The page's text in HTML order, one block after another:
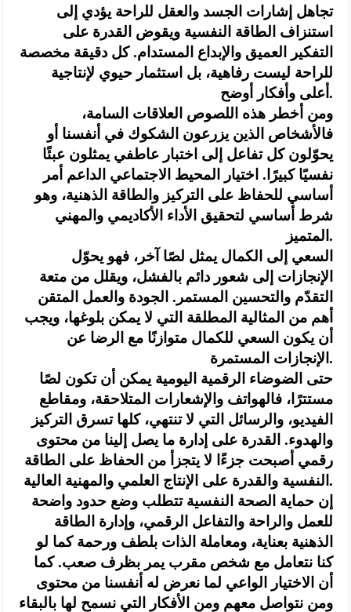
تجاهل إشارات الجسد والعقل للراحة يؤدي إلى
استنزاف الطاقة النفسية ويقوض القدرة على
التفكير العميق والإبداع المستدام. كل دقيقة مخصصة
للراحة ليست رفاهية، بل استثمار حيوي لإنتاجية
أعلى وأفكار أوضح.
ومن أخطر هذه اللصوص العلاقات السامة،
فالأشخاص الذين يزرعون الشكوك في أنفسنا أو
يحوّلون كل تفاعل إلى اختبار عاطفي يمثلون عبئًا
نفسيًا كبيرًا. اختيار المحيط الاجتماعي الداعم أمر
أساسي للحفاظ على التركيز والطاقة الذهنية، وهو
شرط أساسي لتحقيق الأداء الأكاديمي والمهني
المتميز.
السعي إلى الكمال يمثل لصًا آخر، فهو يحوّل
الإنجازات إلى شعور دائم بالفشل، ويقلل من متعة
التقدّم والتحسين المستمر. الجودة والعمل المتقن
أهم من المثالية المطلقة التي لا يمكن بلوغها، ويجب
أن يكون السعي للكمال متوازنًا مع الرضا عن
الإنجازات المستمرة.
حتى الضوضاء الرقمية اليومية يمكن أن تكون لصًا
مستترًا، فالهواتف والإشعارات المتلاحقة، ومقاطع
الفيديو، والرسائل التي لا تنتهي، كلها تسرق التركيز
والهدوء. القدرة على إدارة ما يصل إلينا من محتوى
رقمي أصبحت جزءًا لا يتجزأ من الحفاظ على الطاقة
النفسية والقدرة على الإنتاج العلمي والمهنية العالية.
إن حماية الصحة النفسية تتطلب وضع حدود واضحة
للعمل والراحة والتفاعل الرقمي، وإدارة الطاقة
الذهنية بعناية، ومعاملة الذات بلطف ورحمة كما لو
كنا نتعامل مع شخص مقرب يمر بظرف صعب. كما
أن الاختيار الواعي لما نعرض له أنفسنا من محتوى
ومن نتواصل معهم ومن الأفكار التي نسمح لها بالبقاء